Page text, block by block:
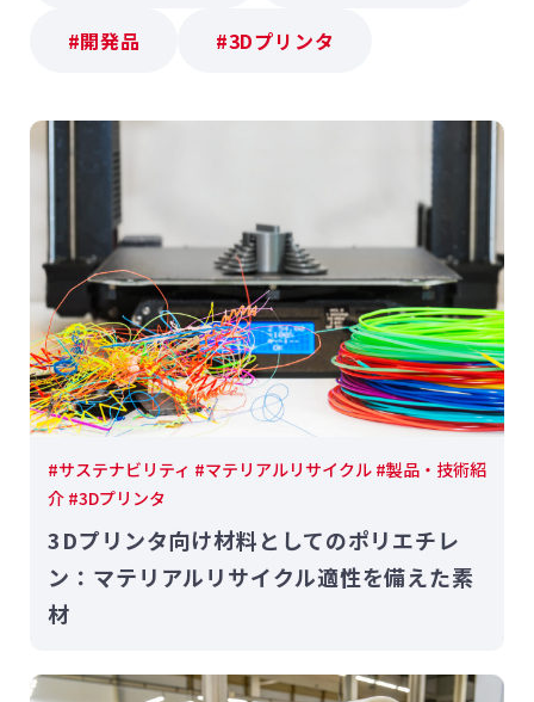
#開発品 #3Dプリンタ
#サステナビリティ #マテリアルリサイクル #製品・技術紹
介 #3Dプリンタ
3Dプリンタ向け材料としてのポリエチレ
ン：マテリアルリサイクル適性を備えた素
材